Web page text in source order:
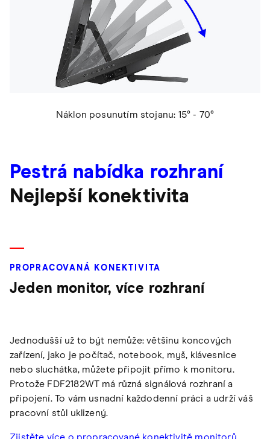
Náklon posunutím stojanu: 15° - 70°
Pestrá nabídka rozhraní
Nejlepší konektivita
PROPRACOVANÁ KONEKTIVITA
Jeden monitor, více rozhraní
Jednodušší už to být nemůže: většinu koncových
zařízení, jako je počítač, notebook, myš, klávesnice
nebo sluchátka, můžete připojit přímo k monitoru.
Protože FDF2182WT má různá signálová rozhraní a
připojení. To vám usnadní každodenní práci a udrží váš
pracovní stůl uklizený.